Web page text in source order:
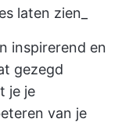
laten zien_
inspirerend en
gezegd
je je
van je